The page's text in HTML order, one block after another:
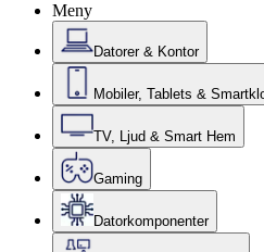
Meny
Datorer & Kontor
Mobiler, Tablets &
TV, Ljud & Smart Hem
Gaming
Datorkomponenter